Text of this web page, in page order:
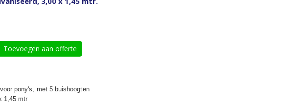
Toevoegen aan offerte
pony's, met 5 buishoogten
1,45 mtr